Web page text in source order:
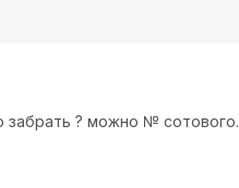
? можно № сотового.